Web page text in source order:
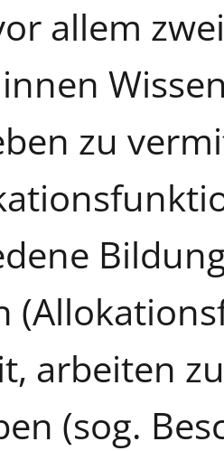
allem
zu
arbeiten
(sog.